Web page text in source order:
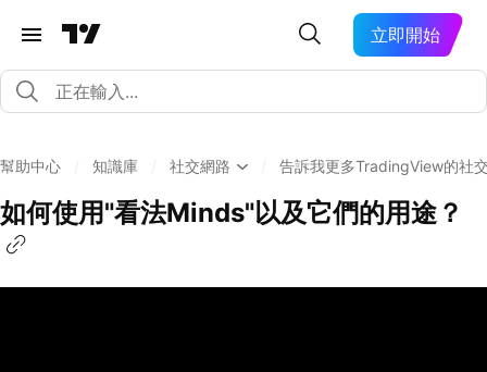
立即開始
幫助中心 知識庫 社交網路 告訴我更多TradingView的社
如何使用"看法Minds"以及它們的用途？